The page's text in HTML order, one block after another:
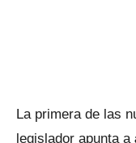
La primera de las
legislador apunta a